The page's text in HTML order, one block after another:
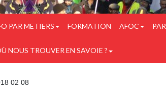
PAR METIERS FORMATION AFOC
NOUS TROUVER EN SAVOIE ?
02 08